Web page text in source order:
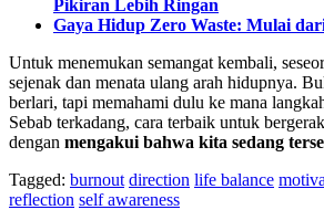
Pikiran Lebih Ringan
Gaya Hidup Zero Waste: Mulai
Untuk menemukan semangat kembali,
sejenak dan menata ulang arah hidupnya.
berlari, tapi memahami dulu ke mana
Sebab terkadang, cara terbaik untuk
dengan mengakui bahwa kita sedang
Tagged: burnout direction life balance
reflection self awareness